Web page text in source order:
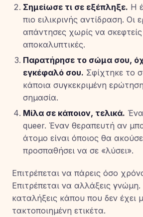
Σημείωσε τι σε εξέπληξε. Η
πιο ειλικρινής αντίδραση. Οι
απάντησες χωρίς να σκεφτείς
αποκαλυπτικές.
Παρατήρησε το σώμα σου,
εγκέφαλό σου. Σφίχτηκε το
κάποια συγκεκριμένη
σημασία.
Μίλα σε κάποιον, τελικά.
queer. Έναν θεραπευτή αν
άτομο είναι όποιος θα
προσπαθήσει να σε «λύσει».
Επιτρέπεται να πάρεις όσο
Επιτρέπεται να αλλάξεις γνώμη.
καταλήξεις κάπου που δεν έχει
τακτοποιημένη ετικέτα.